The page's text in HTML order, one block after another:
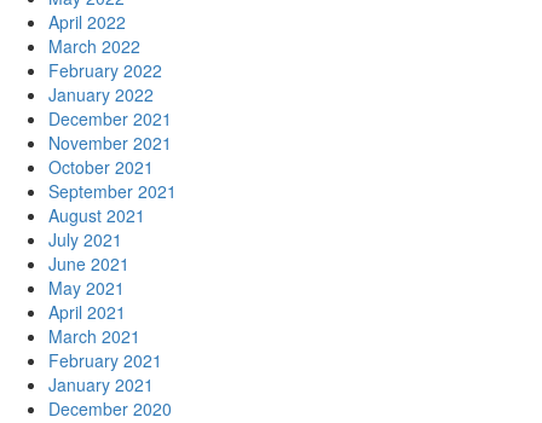
April 2022
March 2022
February 2022
January 2022
December 2021
November 2021
October 2021
September 2021
August 2021
July 2021
June 2021
May 2021
April 2021
March 2021
February 2021
January 2021
December 2020